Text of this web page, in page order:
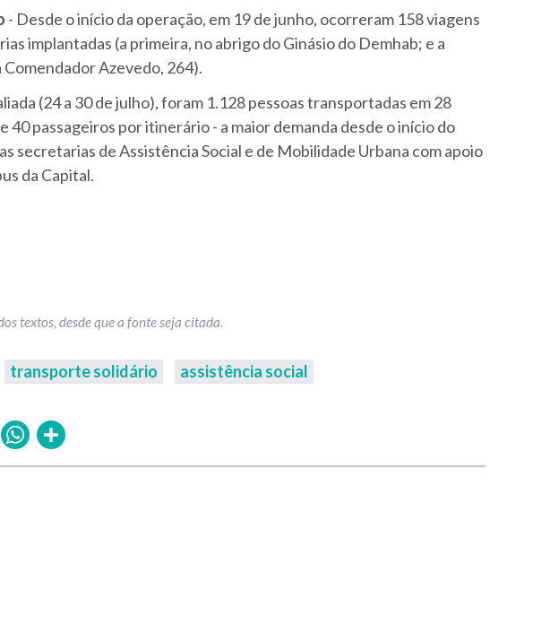
- Desde o início da operação, em 19 de junho, ocorreram 158 viagens
implantadas (a primeira, no abrigo do Ginásio do Demhab; e a
Azevedo, 264).
(24 a 30 de julho), foram 1.128 pessoas transportadas em 28
40 passageiros por itinerário - a maior demanda desde o início do
secretarias de Assistência Social e de Mobilidade Urbana com apoio
da Capital.
transporte solidário assistência social
TwitterWhatsApp